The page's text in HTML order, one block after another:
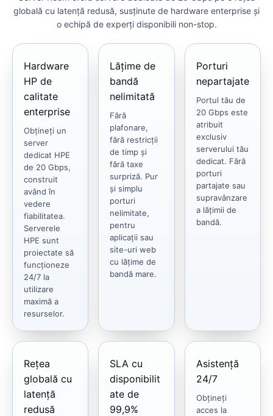
globală cu latență redusă, susținute de hardware enterprise și
o echipă de experți disponibili non-stop.
Hardware
HP de
calitate
enterprise
Obțineți un
server
dedicat HPE
de 20 Gbps,
construit
având în
vedere
fiabilitatea.
Serverele
HPE sunt
proiectate să
funcționeze
24/7 la
utilizare
maximă a
resurselor.
Lățime de
bandă
nelimitată
Fără
plafonare,
fără restricții
de timp și
fără taxe
surpriză. Pur
și simplu
porturi
nelimitate,
pentru
aplicații sau
site-uri web
cu lățime de
bandă mare.
Porturi
nepartajate
Portul tău de
20 Gbps este
atribuit
exclusiv
serverului tău
dedicat. Fără
porturi
partajate sau
supravânzare
a lățimii de
bandă.
Rețea
globală cu
latență
redusă
SLA cu
disponibilit
ate de
99,9%
Asistență
24/7
Obțineți
acces la